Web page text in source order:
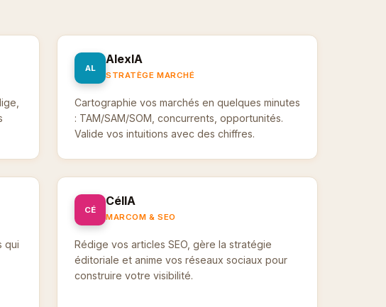
AL
AlexIA
STRATÈGE MARCHÉ
Cartographie vos marchés en quelques minutes
: TAM/SAM/SOM, concurrents, opportunités.
Valide vos intuitions avec des chiffres.
qui
CÉ
CélIA
MARCOM & SEO
Rédige vos articles SEO, gère la stratégie
éditoriale et anime vos réseaux sociaux pour
construire votre visibilité.